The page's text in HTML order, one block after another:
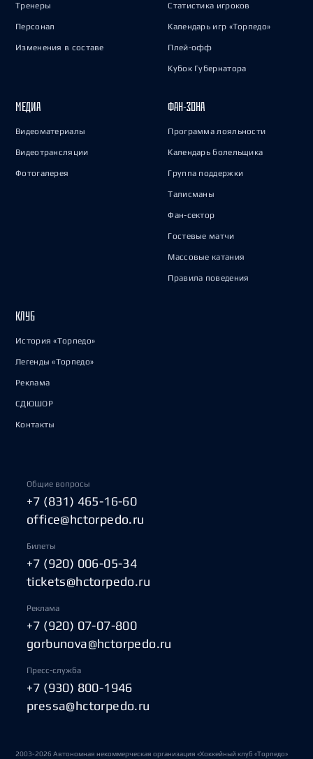
Тренеры
Персонал
Изменения в составе
Статистика игроков
Календарь игр «Торпедо»
Плей-офф
Кубок Губернатора
МЕДИА
Видеоматериалы
Видеотрансляции
Фотогалерея
ФАН-ЗОНА
Программа лояльности
Календарь болельщика
Группа поддержки
Талисманы
Фан-сектор
Гостевые матчи
Массовые катания
Правила поведения
КЛУБ
История «Торпедо»
Легенды «Торпедо»
Реклама
СДЮШОР
Контакты
Общие вопросы
+7 (831) 465-16-60
office@hctorpedo.ru
Билеты
+7 (920) 006-05-34
tickets@hctorpedo.ru
Реклама
+7 (920) 07-07-800
gorbunova@hctorpedo.ru
Пресс-служба
+7 (930) 800-1946
pressa@hctorpedo.ru
2003-2026 Автономная некоммерческая организация «Хоккейный клуб «Торпедо»